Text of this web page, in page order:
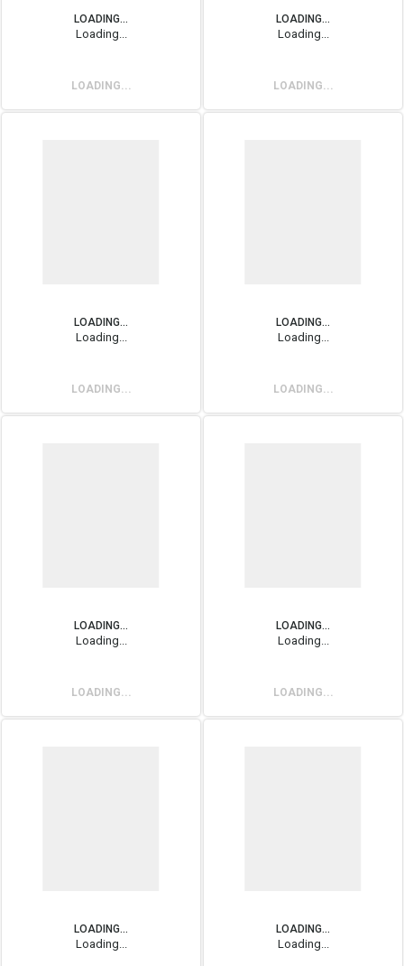
LOADING...
Loading...
LOADING...
LOADING...
Loading...
LOADING...
LOADING...
Loading...
LOADING...
LOADING...
Loading...
LOADING...
LOADING...
Loading...
LOADING...
LOADING...
Loading...
LOADING...
LOADING...
Loading...
LOADING...
Loading...